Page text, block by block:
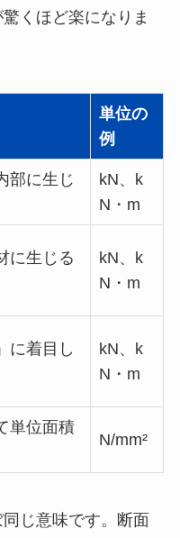
くほど楽になりま
単位の
例
部に生じ
kN、k
N・m
に生じる
kN、k
N・m
に着目し
kN、k
N・m
単位面積
N/mm²
じ意味です。断面